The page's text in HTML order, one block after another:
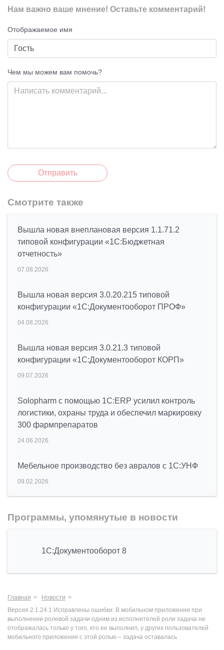
Нам важно ваше мнение! Оставьте комментарий!
Отображаемое имя
Чем мы можем вам помочь?
Отправить
Смотрите также
Вышла новая внеплановая версия 1.1.71.2
типовой конфигурации «1C:Бюджетная
отчетность»
07.08.2026
Вышла новая версия 3.0.20.215 типовой
конфигурации «1С:Документооборот ПРОФ»
04.08.2026
Вышла новая версия 3.0.21.3 типовой
конфигурации «1С:Документооборот КОРП»
09.07.2026
Solopharm с помощью 1С:ERP усилил контроль
логистики, охраны труда и обеспечил маркировку
300 фармпрепаратов
24.06.2026
Мебельное производство без авралов с 1С:УНФ
09.02.2026
Программы, упомянутые в новости
1С:Документооборот 8
Главная
Новости
Версия 2.1.24.1 Исправлены ошибки: В мобильном приложении при
выполнении ролевой задачи одним из исполнителей роли задача не
отображалась только у того, кто ее выполнил, у других пользователей
мобильного приложения с этой ролью – задача оставалась